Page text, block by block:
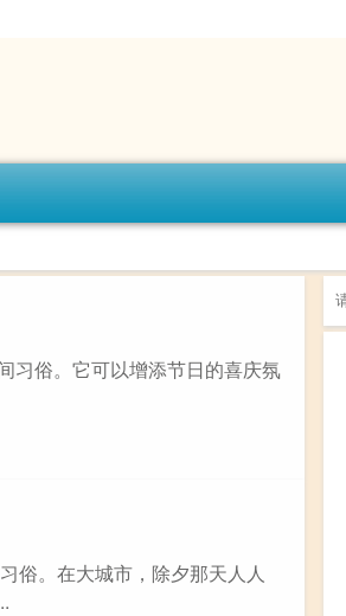
习俗。它可以增添节日的喜庆氛
俗。在大城市，除夕那天人人